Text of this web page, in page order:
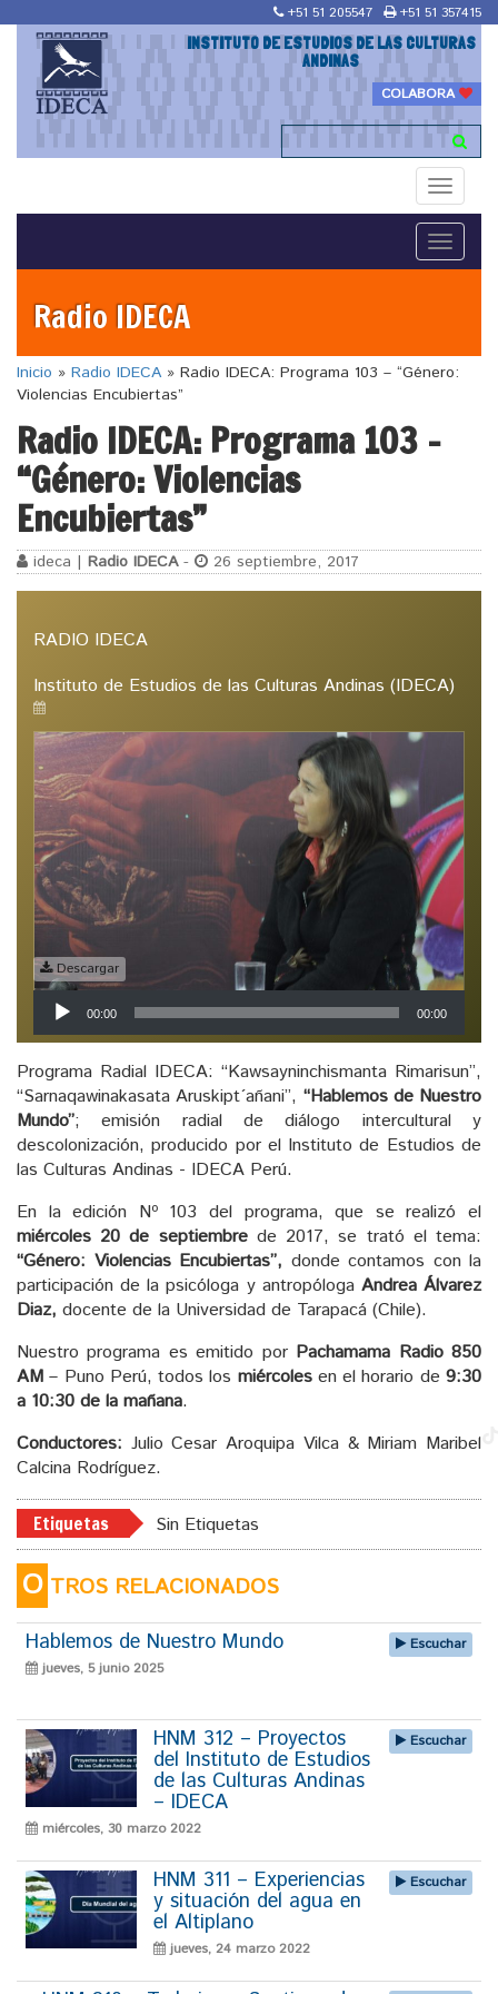
+51 51 205547 +51 51 357415
INSTITUTO DE ESTUDIOS DE LAS CULTURAS
ANDINAS
COLABORA
Toggle
Toggle
Radio IDECA
Inicio » Radio IDECA » Radio IDECA: Programa 103 – “Género:
Violencias Encubiertas”
Radio IDECA: Programa 103 –
“Género: Violencias
Encubiertas”
ideca | Radio IDECA- 26 septiembre, 2017
RADIO IDECA
Instituto de Estudios de las Culturas Andinas (IDECA)
Descargar
Reproductor
de
audio
00:00 00:00
Programa Radial IDECA: “Kawsayninchismanta Rimarisun”,
“Sarnaqawinakasata Aruskipt´añani”, “Hablemos de Nuestro
Mundo”; emisión radial de diálogo intercultural y
descolonización, producido por el Instituto de Estudios de
las Culturas Andinas - IDECA Perú.
En la edición Nº 103 del programa, que se realizó el
miércoles 20 de septiembre de 2017, se trató el tema:
“Género: Violencias Encubiertas”, donde contamos con la
participación de la psicóloga y antropóloga Andrea Álvarez
Diaz, docente de la Universidad de Tarapacá (Chile).
Nuestro programa es emitido por Pachamama Radio 850
AM – Puno Perú, todos los miércolesen el horario de9:30
a 10:30 de la mañana.
Conductores: Julio Cesar Aroquipa Vilca & Miriam Maribel
Calcina Rodríguez.
Etiquetas Sin Etiquetas
O TROS RELACIONADOS
Hablemos de Nuestro Mundo
jueves, 5 junio 2025
Escuchar
HNM 312 – Proyectos
del Instituto de Estudios
de las Culturas Andinas
– IDECA
miércoles, 30 marzo 2022
Escuchar
HNM 311 – Experiencias
y situación del agua en
el Altiplano
jueves, 24 marzo 2022
Escuchar